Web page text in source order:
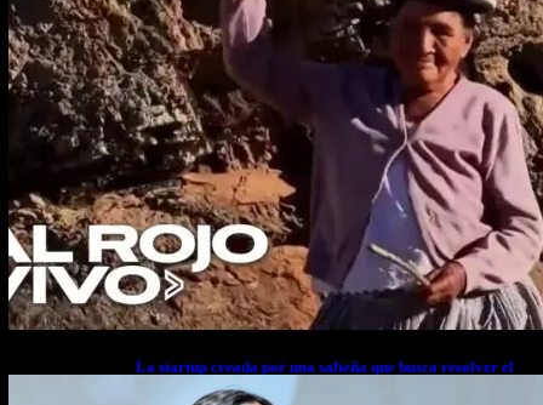
La startup creada por una salteña que busca resolver el
estrés financiero en Latinoamérica